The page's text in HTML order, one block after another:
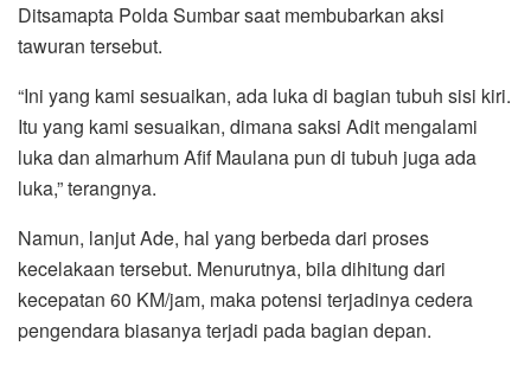
Ditsamapta Polda Sumbar saat membubarkan aksi
tawuran tersebut.
“Ini yang kami sesuaikan, ada luka di bagian tubuh sisi kiri.
Itu yang kami sesuaikan, dimana saksi Adit mengalami
luka dan almarhum Afif Maulana pun di tubuh juga ada
luka,” terangnya.
Namun, lanjut Ade, hal yang berbeda dari proses
kecelakaan tersebut. Menurutnya, bila dihitung dari
kecepatan 60 KM/jam, maka potensi terjadinya cedera
pengendara biasanya terjadi pada bagian depan.